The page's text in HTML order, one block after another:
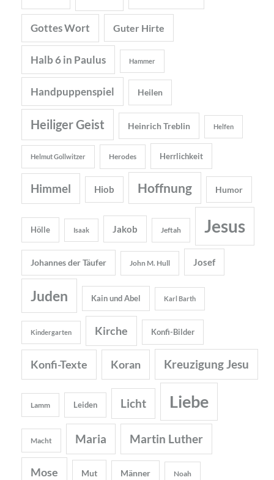
Gottes Wort Guter Hirte
Halb 6 in Paulus Hammer
Handpuppenspiel Heilen
Heiliger Geist Heinrich Treblin Helfen
Helmut Gollwitzer Herodes Herrlichkeit
Himmel Hiob Hoffnung Humor
Hölle Isaak Jakob Jeftah Jesus
Johannes der Täufer John M. Hull Josef
Juden Kain und Abel Karl Barth
Kindergarten Kirche Konfi-Bilder
Konfi-Texte Koran Kreuzigung Jesu
Lamm Leiden Licht Liebe
Macht Maria Martin Luther
Mose Mut Männer Noah